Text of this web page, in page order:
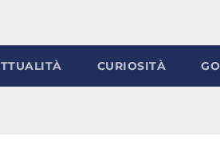
CURIOSITÀ